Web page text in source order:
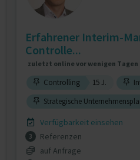
Erfahrener
Controlle...
zuletzt online vor wenigen Tagen
Controlling 15 J.
Strategische
Verfügbarkeit einsehen
3
Referenzen
auf Anfrage